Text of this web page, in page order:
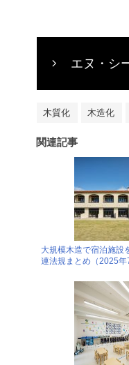
エヌ・シ
木質化 木造化
関連記事
大規模木造で宿泊施設
連法規まとめ（2025年